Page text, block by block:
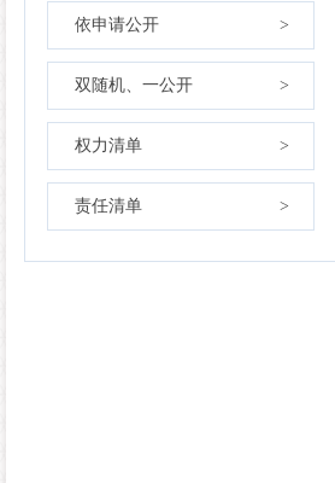
依申请公开 >
双随机、一公开 >
权力清单 >
责任清单 >